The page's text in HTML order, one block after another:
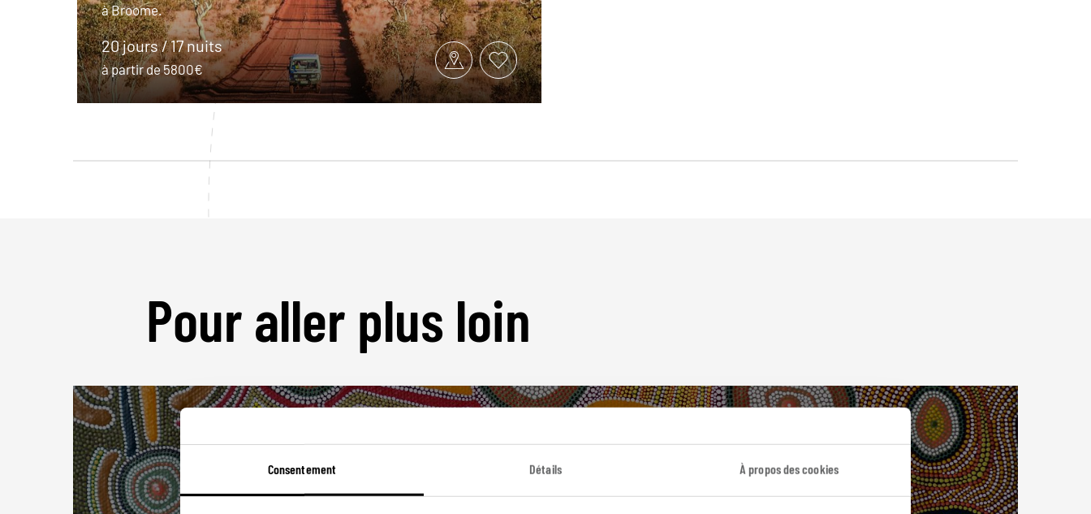
Consentement Détails À propos des cookies
à Broome.
20 jours / 17 nuits
à partir de 5800€
Pour aller plus loin
Nos 9 idées de voyage